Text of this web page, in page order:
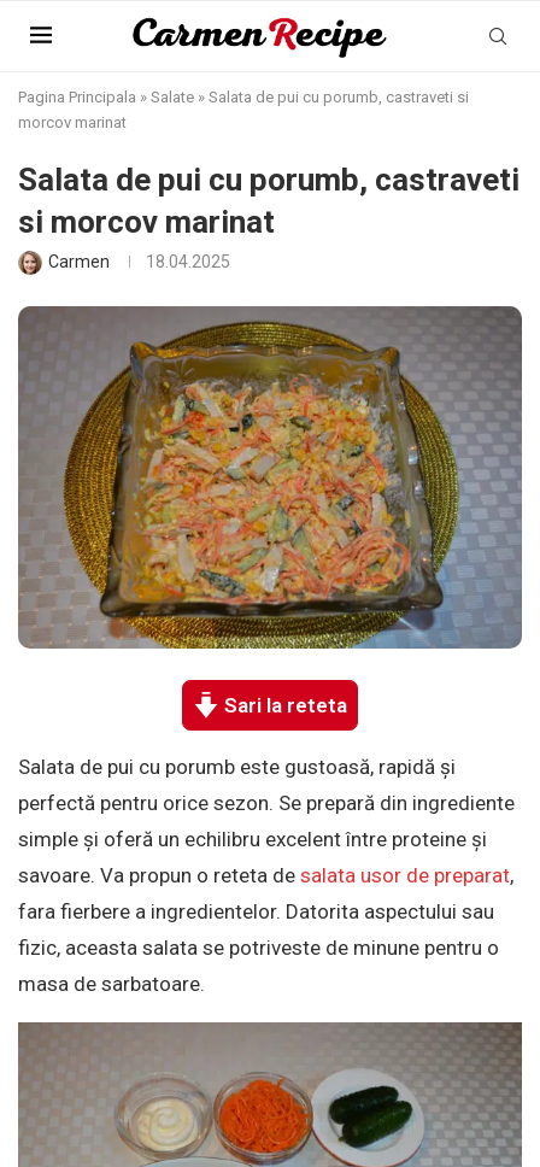
Pagina Principala » Salate » Salata de pui cu porumb, castraveti si
morcov marinat
Salata de pui cu porumb, castraveti
si morcov marinat
Carmen 18.04.2025
Sari la reteta
Salata de pui cu porumb este gustoasă, rapidă și
perfectă pentru orice sezon. Se prepară din ingrediente
simple și oferă un echilibru excelent între proteine și
savoare. Va propun o reteta de salata usor de preparat,
fara fierbere a ingredientelor. Datorita aspectului sau
fizic, aceasta salata se potriveste de minune pentru o
masa de sarbatoare.